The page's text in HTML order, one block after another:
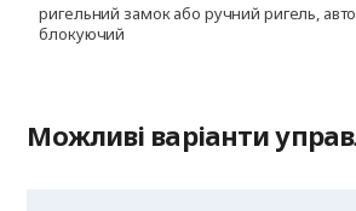
ригельний замок або ручний ригель,
блокуючий
Можливі варіанти